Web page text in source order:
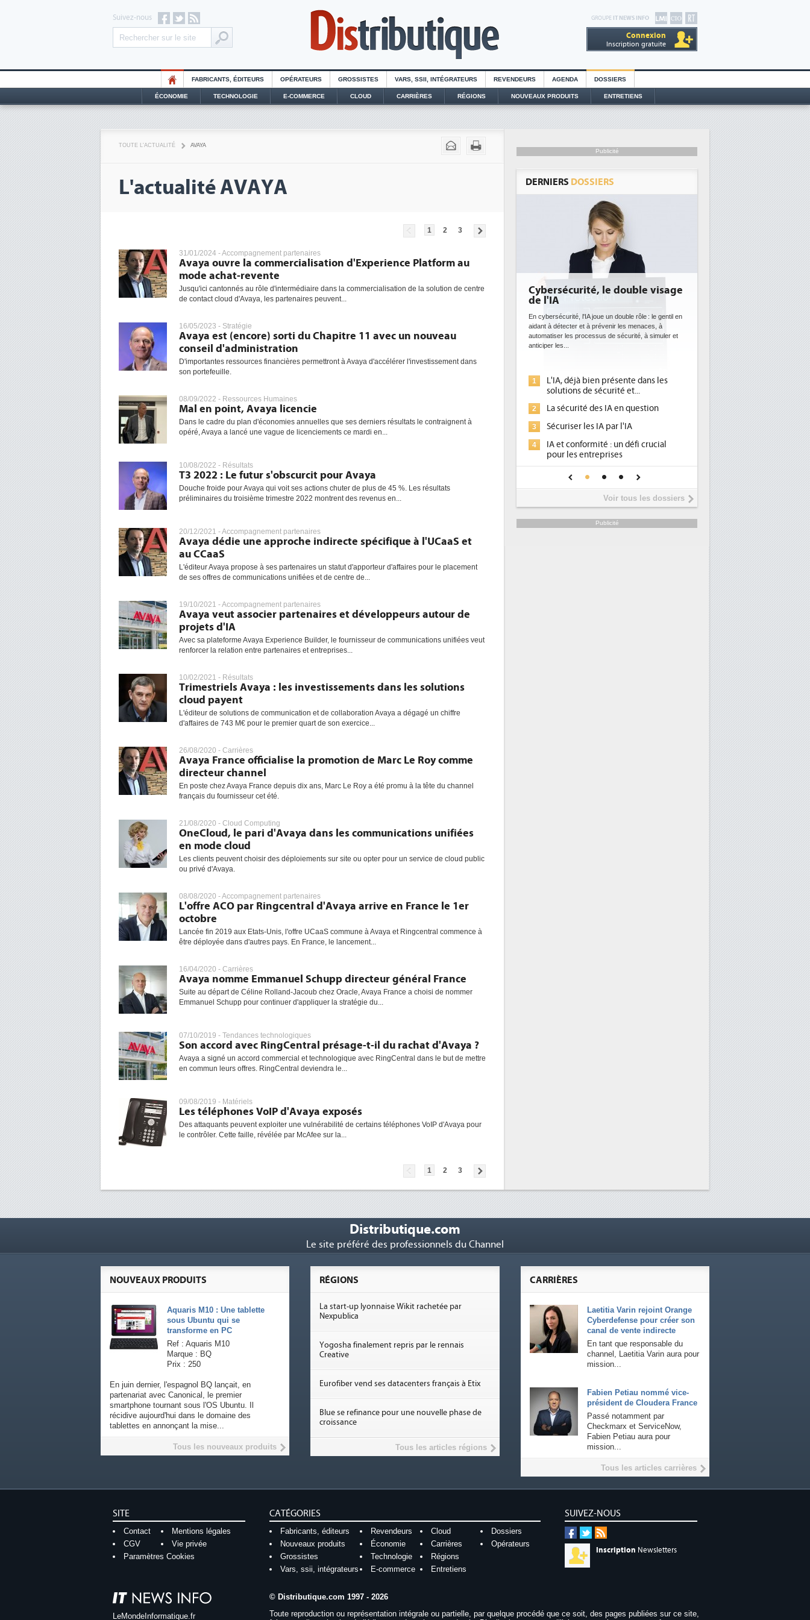
GROUPE IT NEWS INFO
Connexion
Inscription gratuite
Suivez-nous
FABRICANTS, ÉDITEURS OPÉRATEURS GROSSISTES VARS, SSII, INTÉGRATEURS REVENDEURS AGENDA DOSSIERS
ÉCONOMIE TECHNOLOGIE E-COMMERCE CLOUD CARRIÈRES RÉGIONS NOUVEAUX PRODUITS ENTRETIENS
TOUTE L'ACTUALITÉ AVAYA
L'actualité AVAYA
1 2 3
31/01/2024 -Accompagnement partenaires
Avaya ouvre la commercialisation d'Experience Platform au
mode achat-revente
Jusqu'ici cantonnés au rôle d'intermédiaire dans la commercialisation de la solution de centre
de contact cloud d'Avaya, les partenaires peuvent...
16/05/2023 - Stratégie
Avaya est (encore) sorti du Chapitre 11 avec un nouveau
conseil d'administration
D'importantes ressources financières permettront à Avaya d'accélérer l'investissement dans
son portefeuille.
08/09/2022 - Ressources Humaines
Mal en point, Avaya licencie
Dans le cadre du plan d'économies annuelles que ses derniers résultats le contraignent à
opéré, Avaya a lancé une vague de licenciements ce mardi en...
10/08/2022 - Résultats
T3 2022 : Le futur s'obscurcit pour Avaya
Douche froide pour Avaya qui voit ses actions chuter de plus de 45 %. Les résultats
préliminaires du troisième trimestre 2022 montrent des revenus en...
20/12/2021 -Accompagnement partenaires
Avaya dédie une approche indirecte spécifique à l'UCaaS et
au CCaaS
L'éditeur Avaya propose à ses partenaires un statut d'apporteur d'affaires pour le placement
de ses offres de communications unifiées et de centre de...
19/10/2021 -Accompagnement partenaires
Avaya veut associer partenaires et développeurs autour de
projets d'IA
Avec sa plateforme Avaya Experience Builder, le fournisseur de communications unifiées veut
renforcer la relation entre partenaires et entreprises...
10/02/2021 - Résultats
Trimestriels Avaya : les investissements dans les solutions
cloud payent
L'éditeur de solutions de communication et de collaboration Avaya a dégagé un chiffre
d'affaires de 743 M€ pour le premier quart de son exercice...
26/08/2020 - Carrières
Avaya France officialise la promotion de Marc Le Roy comme
directeur channel
En poste chez Avaya France depuis dix ans, Marc Le Roy a été promu à la tête du channel
français du fournisseur cet été.
21/08/2020 - Cloud Computing
OneCloud, le pari d'Avaya dans les communications unifiées
en mode cloud
Les clients peuvent choisir des déploiements sur site ou opter pour un service de cloud public
ou privé d'Avaya.
08/08/2020 -Accompagnement partenaires
L'offre ACO par Ringcentral d'Avaya arrive en France le 1er
octobre
Lancée fin 2019 aux Etats-Unis, l'offre UCaaS commune à Avaya et Ringcentral commence à
être déployée dans d'autres pays. En France, le lancement...
16/04/2020 - Carrières
Avaya nomme Emmanuel Schupp directeur général France
Suite au départ de Céline Rolland-Jacoub chez Oracle, Avaya France a choisi de nommer
Emmanuel Schupp pour continuer d'appliquer la stratégie du...
07/10/2019 - Tendances technologiques
Son accord avec RingCentral présage-t-il du rachat d'Avaya ?
Avaya a signé un accord commercial et technologique avec RingCentral dans le but de mettre
en commun leurs offres. RingCentral deviendra le...
09/08/2019 - Matériels
Les téléphones VoIP d'Avaya exposés
Des attaquants peuvent exploiter une vulnérabilité de certains téléphones VoIP d'Avaya pour
le contrôler. Cette faille, révélée par McAfee sur la...
1 2 3
Publicité
DERNIERS DOSSIERS
Cybersécurité, le double visage
En cybersécurité, l'IA joue un double rôle : le gentil en
aidant à détecter et à prévenir les menaces, à
automatiser les processus de sécurité, à simuler et
L'IA, déjà bien présente dans les
solutions de sécurité et...
La sécurité des IA en question
Sécuriser les IA par l'IA
IA et conformité : un défi crucial
pour les entreprises
Une IA de confiance pour une IA
DEE: l'efficacité énergétique
Des datacenters plus durables et plus efficaces,
ce que recherchent les pouvoirs publics européens
1
Phocea DC dans les cordes pour la
Interview de Fabrice Coquio,
président de Digital Realty...
6
Trimestriels IBM : L'activité
soutient les...
Voir tous les dossiers
Publicité
Distributique.com
Le site préféré des professionnels du Channel
CARRIÈRES
Laetitia Varin rejoint Orange
Cyberdefense pour créer son
canal de vente indirecte
En tant que responsable du
channel, Laetitia Varin aura pour
mission...
Fabien Petiau nommé vice-
président de Cloudera France
Passé notamment par
Checkmarx et ServiceNow,
Fabien Petiau aura pour
mission...
Tous les articles carrières
NOUVEAUX PRODUITS
Aquaris M10 : Une tablette
sous Ubuntu qui se
transforme en PC
Ref : Aquaris M10
Marque : BQ
Prix : 250
En juin dernier, l'espagnol BQ lançait, en
partenariat avec Canonical, le premier
smartphone tournant sous l'OS Ubuntu. Il
récidive aujourd'hui dans le domaine des
tablettes en annonçant la mise...
Tous les nouveaux produits
RÉGIONS
La start-up lyonnaise Wikit rachetée par
Nexpublica
Yogosha finalement repris par le rennais
Creative
Eurofiber vend ses datacenters français à Etix
Blue se refinance pour une nouvelle phase de
croissance
Tous les articles régions
SUIVEZ-NOUS
Inscription Newsletters
SITE
Contact
Mentions légales
CGV
Vie privée
Paramètres Cookies
CATÉGORIES
Fabricants, éditeurs Revendeurs Cloud
Dossiers
Nouveaux produits
Économie Carrières
Opérateurs
Grossistes
Technologie
Régions
Vars, ssii, intégrateurs
E-commerce Entretiens
LeMondeInformatique.fr
© Distributique.com 1997 - 2026
Toute reproduction ou représentation intégrale ou partielle, par quelque procédé que ce soit, des pages publiées sur ce site,